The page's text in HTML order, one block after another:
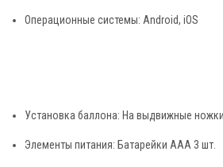
Операционные системы: Android, iOS
Установка баллона: На выдвижные
Элементы питания: Батарейки ААА 3 шт.